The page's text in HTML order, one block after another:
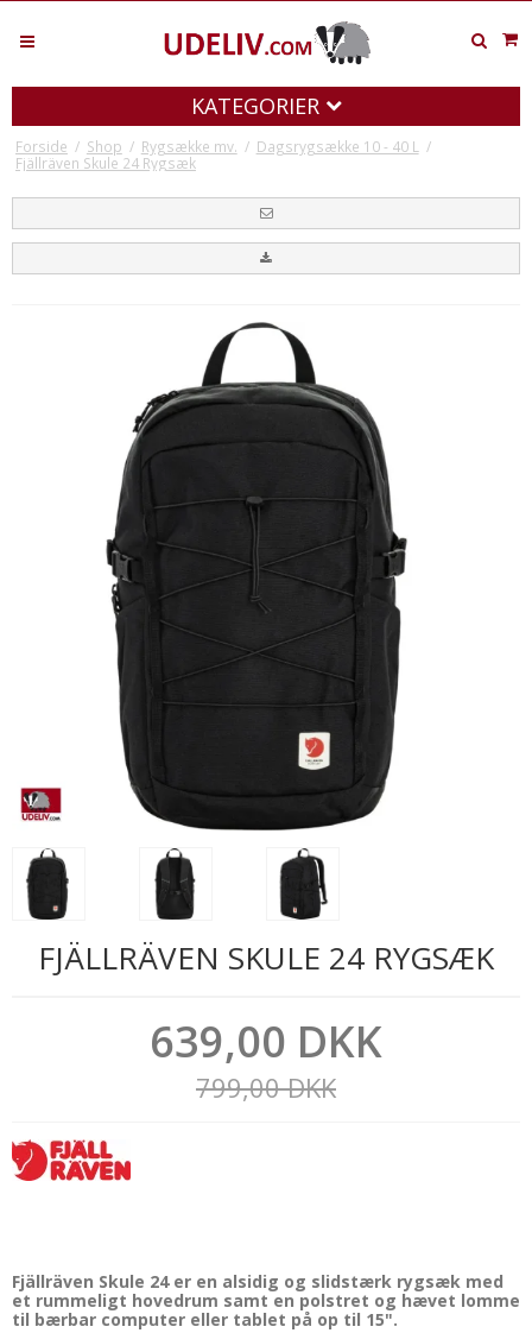
KATEGORIER
Forside / Shop / Rygsække mv. / Dagsrygsække 10 - 40 L
/
Fjällräven Skule 24 Rygsæk
FJÄLLRÄVEN SKULE 24 RYGSÆK
639,00 DKK
799,00 DKK
Fjällräven Skule 24 er en alsidig og slidstærk rygsæk med
et rummeligt hovedrum samt en polstret og hævet lomme
til bærbar computer eller tablet på op til 15".